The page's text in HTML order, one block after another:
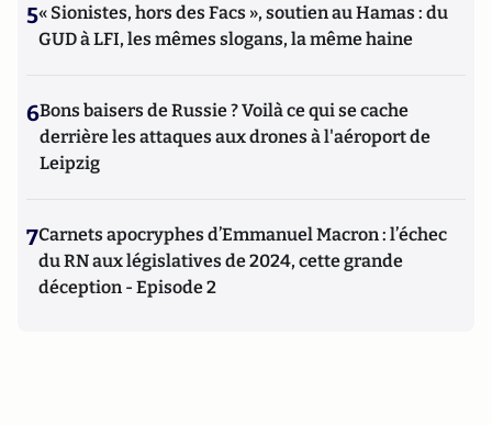
5« Sionistes, hors des Facs », soutien au Hamas : du
GUD à LFI, les mêmes slogans, la même haine
6Bons baisers de Russie ? Voilà ce qui se cache
derrière les attaques aux drones à l'aéroport de
Leipzig
7Carnets apocryphes d’Emmanuel Macron : l’échec
du RN aux législatives de 2024, cette grande
déception - Episode 2